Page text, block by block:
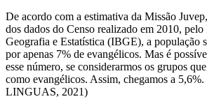
De acordo com a estimativa da Missão
dos dados do Censo realizado em 2010,
Geografia e Estatística (IBGE), a população
por apenas 7% de evangélicos. Mas é
esse número, se considerarmos os grupos
como evangélicos. Assim, chegamos a
LINGUAS, 2021)